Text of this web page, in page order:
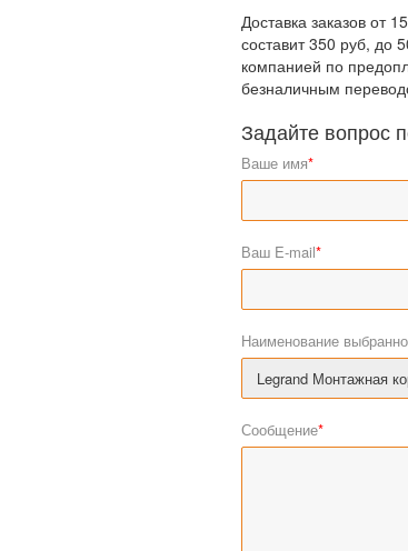
Доставка заказов от
составит 350 руб, до
компанией по
безналичным
Задайте вопрос
Ваше имя*
Ваш E-mail*
Наименование
Сообщение*